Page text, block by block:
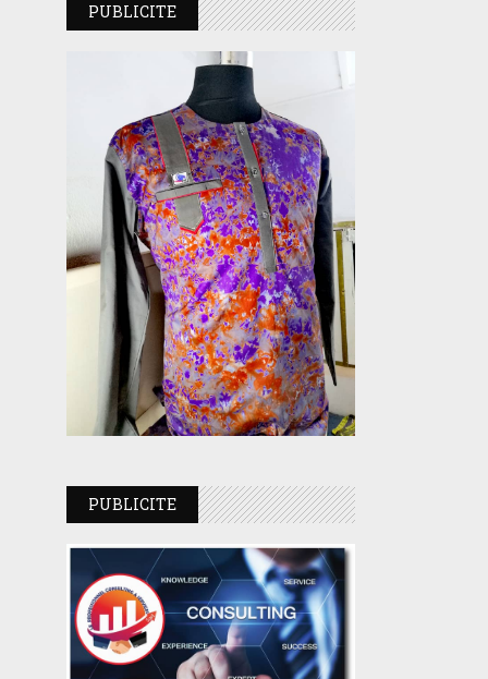
PUBLICITE
PUBLICITE